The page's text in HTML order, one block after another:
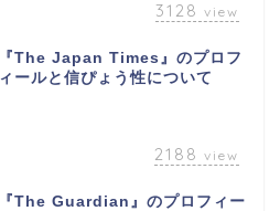
3128 view
『The Japan Times』のプロフ
ィールと信ぴょう性について
2188 view
『The Guardian』のプロフィー